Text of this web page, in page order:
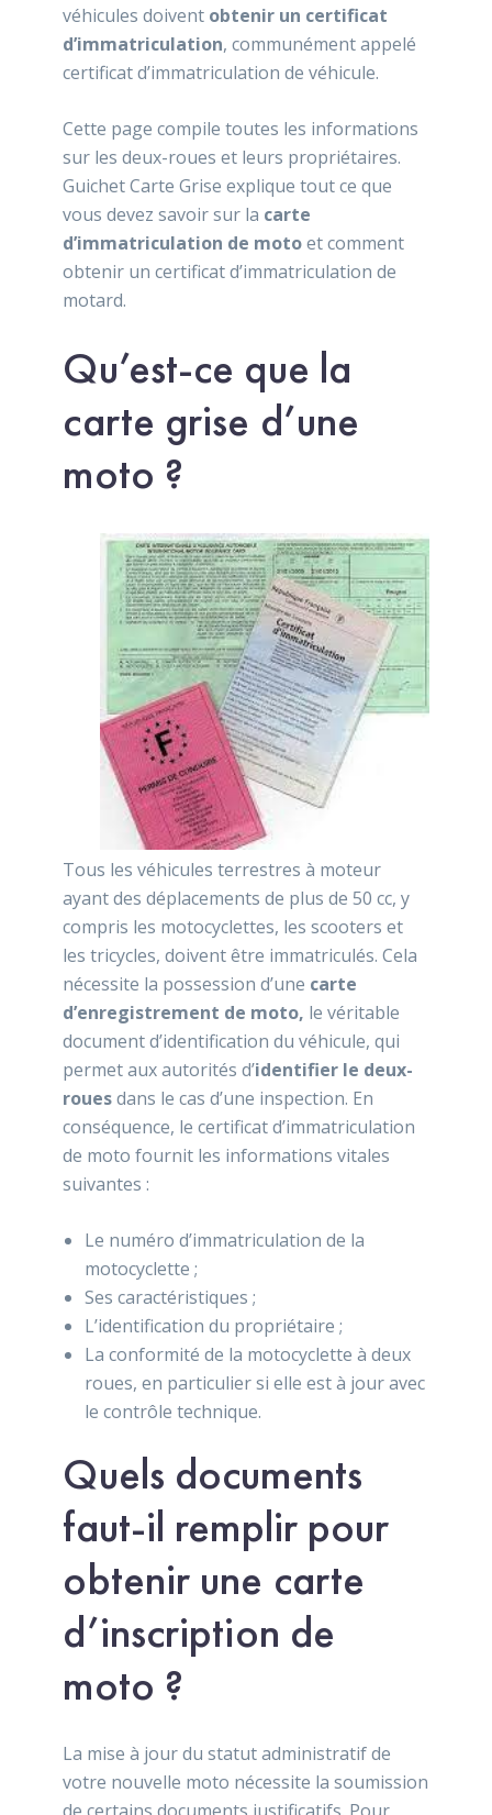
véhicules doivent obtenir un certificat
d’immatriculation, communément appelé
certificat d’immatriculation de véhicule.
Cette page compile toutes les informations
sur les deux-roues et leurs propriétaires.
Guichet Carte Grise explique tout ce que
vous devez savoir sur la carte
d’immatriculation de motoet comment
obtenir un certificat d’immatriculation de
motard.
Qu’est-ce que la
carte grise d’une
moto ?
Tous les véhicules terrestres à moteur
ayant des déplacements de plus de 50 cc, y
compris les motocyclettes, les scooters et
les tricycles, doivent être immatriculés. Cela
nécessite la possession d’une carte
d’enregistrement de moto, le véritable
document d’identification du véhicule, qui
permet aux autorités d’identifier le deux-
rouesdans le cas d’une inspection. En
conséquence, le certificat d’immatriculation
de moto fournit les informations vitales
suivantes :
Le numéro d’immatriculation de la
motocyclette ;
Ses caractéristiques ;
L’identification du propriétaire ;
La conformité de la motocyclette à deux
roues, en particulier si elle est à jour avec
le contrôle technique.
Quels documents
faut-il remplir pour
obtenir une carte
d’inscription de
moto ?
La mise à jour du statut administratif de
votre nouvelle moto nécessite la soumission